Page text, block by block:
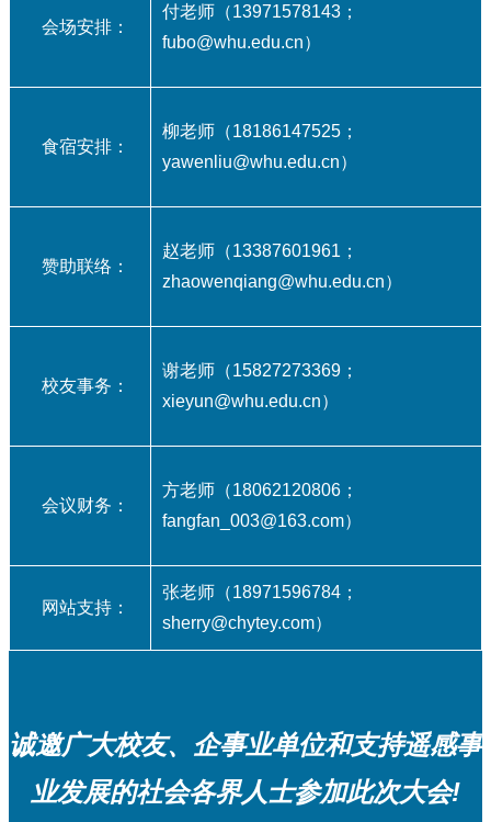
会场安排：
付老师（13971578143；
fubo@whu.edu.cn）
食宿安排：
柳老师（18186147525；
yawenliu@whu.edu.cn）
赞助联络：
赵老师（13387601961；
zhaowenqiang@whu.edu.cn）
校友事务：
谢老师（15827273369；
xieyun@whu.edu.cn）
会议财务：
方老师（18062120806；
fangfan_003@163.com）
网站支持：
张老师（18971596784；
sherry@chytey.com）
诚邀广大校友、企事业单位和支持遥感事
业发展的社会各界人士参加此次大会!